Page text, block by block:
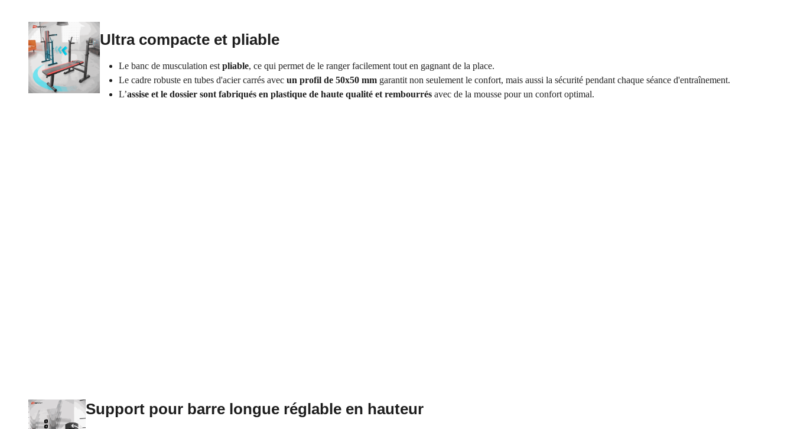
Ultra compacte et pliable
Le banc de musculation est pliable, ce qui permet de le ranger facilement tout en gagnant de la place.
Le cadre robuste en tubes d'acier carrés avec un profil de 50x50 mm garantit non seulement le confort, mais aussi la sécurité pendant chaque séance d'entraînement.
L’assise et le dossier sont fabriqués en plastique de haute qualité et rembourrés avec de la mousse pour un confort optimal.
Support pour barre longue réglable en hauteur